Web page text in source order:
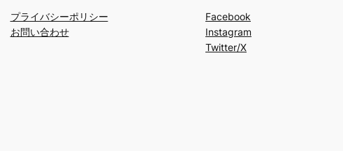
プライバシーポリシー
お問い合わせ
Facebook
Instagram
Twitter/X